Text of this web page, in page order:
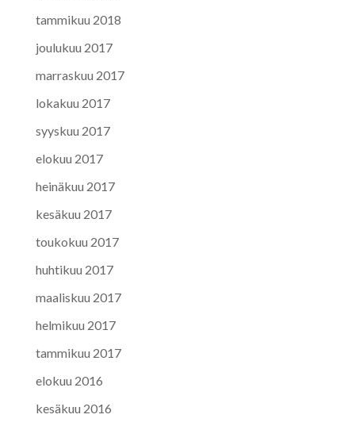
tammikuu 2018
joulukuu 2017
marraskuu 2017
lokakuu 2017
syyskuu 2017
elokuu 2017
heinäkuu 2017
kesäkuu 2017
toukokuu 2017
huhtikuu 2017
maaliskuu 2017
helmikuu 2017
tammikuu 2017
elokuu 2016
kesäkuu 2016